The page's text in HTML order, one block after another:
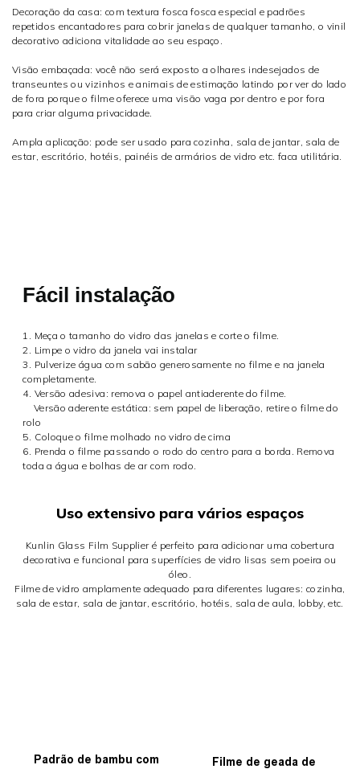
Decoração da casa: com textura fosca fosca especial e padrões
repetidos encantadores para cobrir janelas de qualquer tamanho, o vinil
decorativo adiciona vitalidade ao seu espaço.
Visão embaçada: você não será exposto a olhares indesejados de
transeuntes ou vizinhos e animais de estimação latindo por ver do lado
de fora porque o filme oferece uma visão vaga por dentro e por fora
para criar alguma privacidade.
Ampla aplicação: pode ser usado para cozinha, sala de jantar, sala de
estar, escritório, hotéis, painéis de armários de vidro etc. faca utilitária.
Fácil instalação
1. Meça o tamanho do vidro das janelas e corte o filme.
2. Limpe o vidro da janela vai instalar
3. Pulverize água com sabão generosamente no filme e na janela
completamente.
4. Versão adesiva: remova o papel antiaderente do filme.
Versão aderente estática: sem papel de liberação, retire o filme do
rolo
5. Coloque o filme molhado no vidro de cima
6. Prenda o filme passando o rodo do centro para a borda. Remova
toda a água e bolhas de ar com rodo.
Uso extensivo para vários espaços
Kunlin Glass Film Supplier é perfeito para adicionar uma cobertura
decorativa e funcional para superfícies de vidro lisas sem poeira ou
óleo.
Filme de vidro amplamente adequado para diferentes lugares: cozinha,
sala de estar, sala de jantar, escritório, hotéis, sala de aula, lobby, etc.
Padrão de bambu com
Filme de geada de